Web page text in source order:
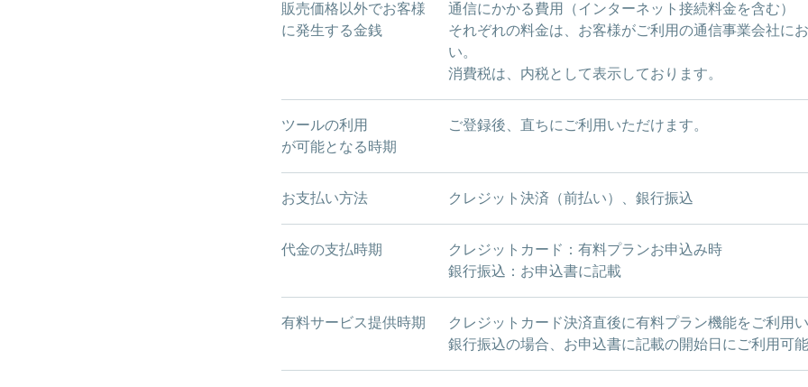
販売価格以外でお客様
に発生する金銭
通信にかかる費用（インターネット接続料金を含む）
それぞれの料金は、お客様がご利用の通信事業会社に
い。
消費税は、内税として表示しております。
ツールの利用
が可能となる時期
ご登録後、直ちにご利用いただけます。
お支払い方法 クレジット決済（前払い）、銀行振込
代金の支払時期
クレジットカード：有料プランお申込み時
銀行振込：お申込書に記載
有料サービス提供時期
クレジットカード決済直後に有料プラン機能をご利用い
銀行振込の場合、お申込書に記載の開始日にご利用可能